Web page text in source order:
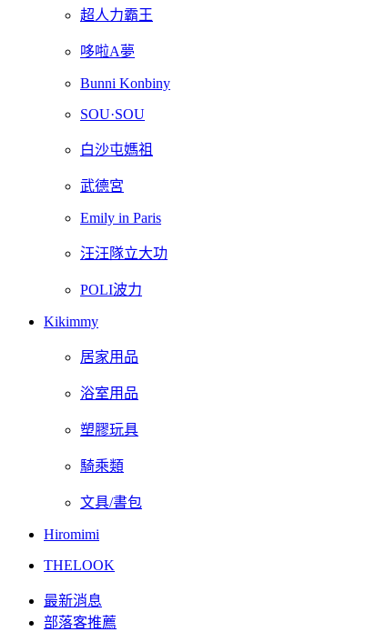
超人力霸王
哆啦A夢
Bunni Konbiny
SOU·SOU
白沙屯媽祖
武德宮
Emily in Paris
汪汪隊立大功
POLI波力
Kikimmy
居家用品
浴室用品
塑膠玩具
騎乘類
文具/書包
Hiromimi
THELOOK
最新消息
部落客推薦